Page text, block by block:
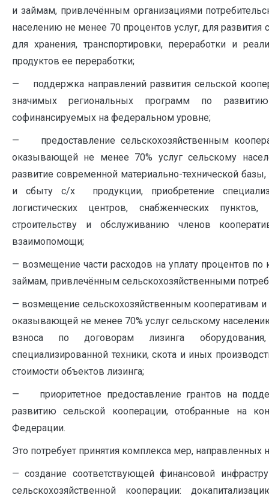
и займам, привлечённым организациями
населению не менее 70 процентов услуг, для
для хранения, транспортировки, переработки и
продуктов ее переработки;
— поддержка направлений развития сельской
значимых региональных программ по
софинансируемых на федеральном уровне;
— предоставление сельскохозяйственным
оказывающей не менее 70% услуг сельскому
развитие современной материально-технической
и сбыту с/х продукции, приобретение
логистических центров, снабженческих
строительству и обслуживанию членов
взаимопомощи;
— возмещение части расходов на уплату процентов
займам, привлечённым сельскохозяйственными
— возмещение сельскохозяйственным кооперативам и
оказывающей не менее 70% услуг сельскому
взноса по договорам лизинга оборудования,
специализированной техники, скота и иных
стоимости объектов лизинга;
— приоритетное предоставление грантов на
развитию сельской кооперации, отобранные на
Федерации.
Это потребует принятия комплекса мер, направленных
— создание соответствующей финансовой
сельскохозяйственной кооперации: